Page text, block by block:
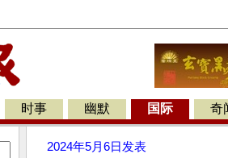
时事 幽默 国际 奇
2024年5月6日 发表